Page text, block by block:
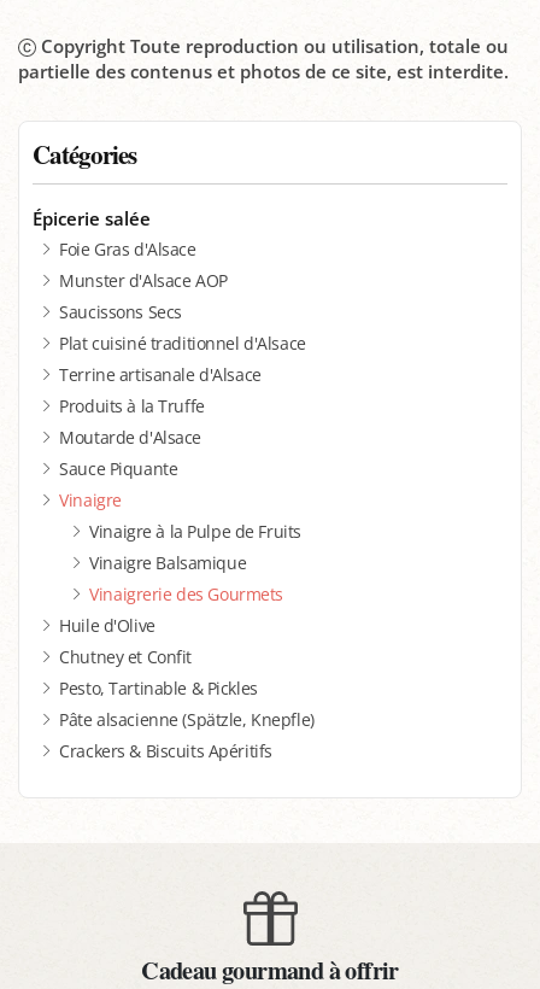
Catégories
Épicerie salée
Foie Gras d'Alsace
Munster d'Alsace AOP
Saucissons Secs
Plat cuisiné traditionnel d'Alsace
Terrine artisanale d'Alsace
Produits à la Truffe
Moutarde d'Alsace
Sauce Piquante
Vinaigre
Vinaigre à la Pulpe de Fruits
Vinaigre Balsamique
Vinaigrerie des Gourmets
Huile d'Olive
Chutney et Confit
Pesto, Tartinable & Pickles
Pâte alsacienne (Spätzle, Knepfle)
Crackers & Biscuits Apéritifs
Copyright Toute reproduction ou utilisation, totale ou
partielle des contenus et photos de ce site, est interdite.
Cadeau gourmand à offrir